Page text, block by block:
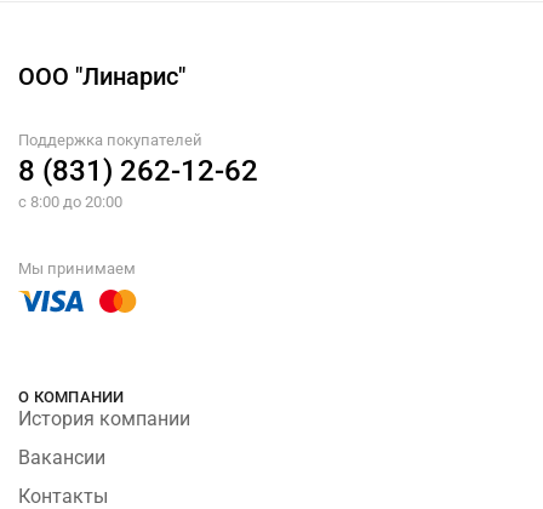
ООО "Линарис"
Поддержка покупателей
8 (831) 262-12-62
с 8:00 до 20:00
Мы принимаем
О КОМПАНИИ
История компании
Вакансии
Контакты